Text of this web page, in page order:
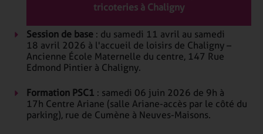
tricoteries à Chaligny
Session de base : du samedi 11 avril au samedi
18 avril 2026 à l'accueil de loisirs de Chaligny –
Ancienne École Maternelle du centre, 147 Rue
Edmond Pintier à Chaligny.
Formation PSC1 : samedi 06 juin 2026 de 9h à
17h Centre Ariane (salle Ariane-accès par le côté du
parking), rue de Cumène à Neuves-Maisons.